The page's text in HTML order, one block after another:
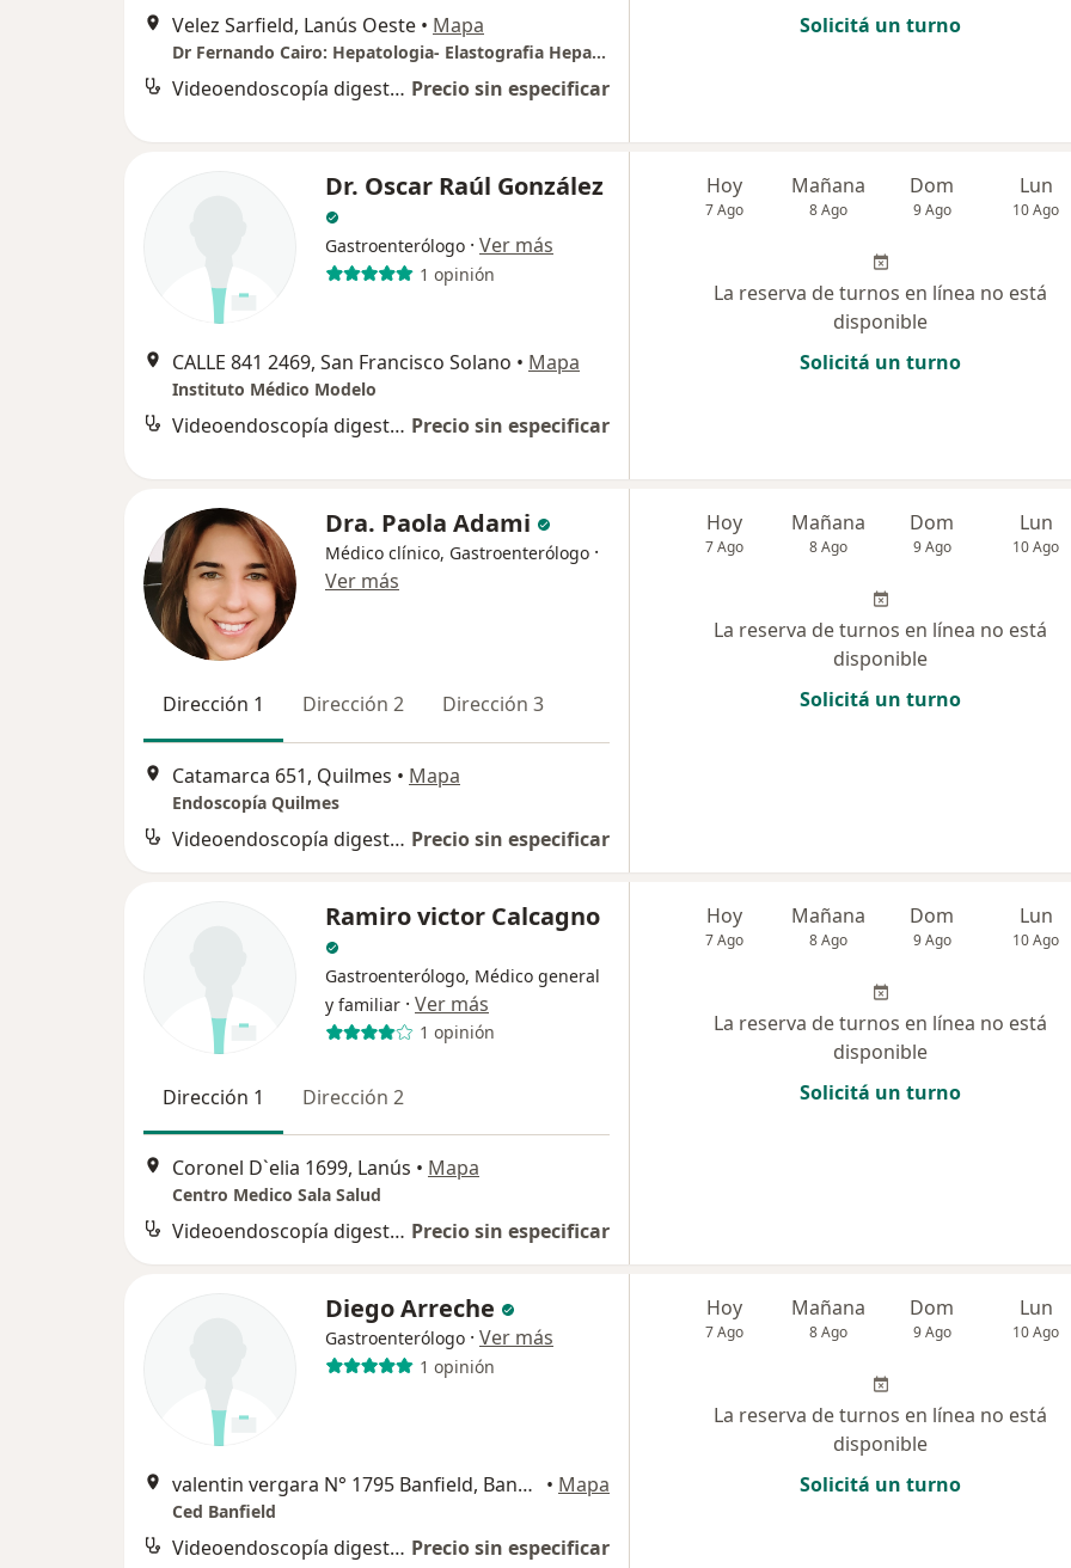
Velez Sarfield, Lanús Oeste • Mapa
Dr Fernando Cairo: Hepatologia- Elastografia Hepatica ( Fibroscan)
Videoendoscopía digestiva alta Precio sin especificar
Solicitá un turno
Dr. Oscar Raúl González
Gastroenterólogo · Ver más
1 opinión
CALLE 841 2469, San Francisco Solano • Mapa
Instituto Médico Modelo
Videoendoscopía digestiva alta Precio sin especificar
Hoy
7 Ago
Mañana
8 Ago
Dom
9 Ago
Lun
10 Ago
La reserva de turnos en línea no está
disponible
Solicitá un turno
Dra. Paola Adami
Médico clínico, Gastroenterólogo ·
Ver más
Dirección 1 Dirección 2 Dirección 3
Catamarca 651, Quilmes • Mapa
Endoscopía Quilmes
Videoendoscopía digestiva alta Precio sin especificar
Hoy
7 Ago
Mañana
8 Ago
Dom
9 Ago
Lun
10 Ago
La reserva de turnos en línea no está
disponible
Solicitá un turno
Ramiro victor Calcagno
Gastroenterólogo, Médico general
y familiar · Ver más
1 opinión
Dirección 1 Dirección 2
Coronel D`elia 1699, Lanús • Mapa
Centro Medico Sala Salud
Videoendoscopía digestiva alta Precio sin especificar
Hoy
7 Ago
Mañana
8 Ago
Dom
9 Ago
Lun
10 Ago
La reserva de turnos en línea no está
disponible
Solicitá un turno
Diego Arreche
Gastroenterólogo · Ver más
1 opinión
valentin vergara N° 1795 Banfield, Banfield • Mapa
Ced Banfield
Videoendoscopía digestiva alta Precio sin especificar
Hoy
7 Ago
Mañana
8 Ago
Dom
9 Ago
Lun
10 Ago
La reserva de turnos en línea no está
disponible
Solicitá un turno